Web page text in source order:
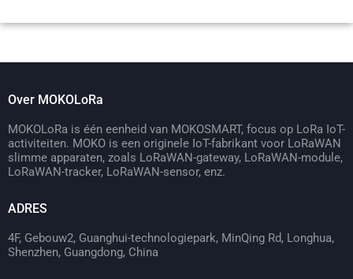
Over MOKOLoRa
MOKOLoRa is één eenheid van MOKOSMART, focus op LoRa IoT-
activiteiten. MOKO is een originele IoT-fabrikant voor LoRaWAN
slimme apparaten, zoals LoRaWAN-gateway, LoRaWAN-module,
LoRaWAN-tracker, LoRaWAN-sensor, enz.
ADRES
4F, Gebouw2, Guanghui-technologiepark, MinQing Rd, Longhua,
Shenzhen, Guangdong, China